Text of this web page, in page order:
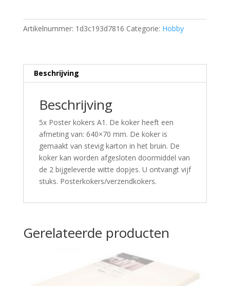
Artikelnummer: 1d3c193d7816 Categorie: Hobby
Beschrijving
Beschrijving
5x Poster kokers A1. De koker heeft een
afmeting van: 640×70 mm. De koker is
gemaakt van stevig karton in het bruin. De
koker kan worden afgesloten doormiddel van
de 2 bijgeleverde witte dopjes. U ontvangt vijf
stuks. Posterkokers/verzendkokers.
Gerelateerde producten